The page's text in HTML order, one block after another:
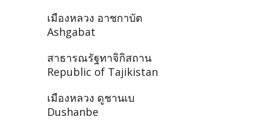
เมืองหลวง อาชกาบัต
Ashgabat
สาธารณรัฐทาจิกิสถาน
Republic of Tajikistan
เมืองหลวง ดูชานเบ
Dushanbe